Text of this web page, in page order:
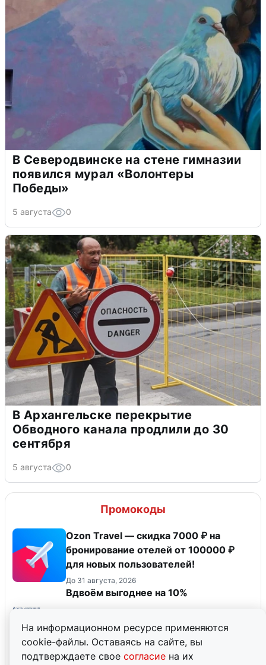
На информационном ресурсе применяются
cookie-файлы. Оставаясь на сайте, вы
подтверждаете свое согласие на их
В Северодвинске на стене гимназии
появился мурал «Волонтеры
Победы»
5 августа 0
В Архангельске перекрытие
Обводного канала продлили до 30
сентября
5 августа 0
Промокоды
Ozon Travel — скидка 7000 ₽ на
бронирование отелей от 100000 ₽
для новых пользователей!
До 31 августа, 2026
Вдвоём выгоднее на 10%
Купить продукцию Чистая линия на
Wildberries